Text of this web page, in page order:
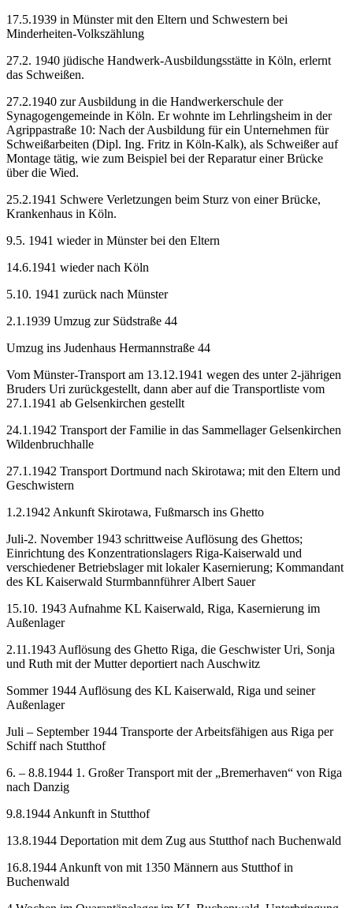
17.5.1939 in Münster mit den Eltern und Schwestern bei
Minderheiten-Volkszählung
27.2. 1940 jüdische Handwerk-Ausbildungsstätte in Köln, erlernt
das Schweißen.
27.2.1940 zur Ausbildung in die Handwerkerschule der
Synagogengemeinde in Köln. Er wohnte im Lehrlingsheim in der
Agrippastraße 10: Nach der Ausbildung für ein Unternehmen für
Schweißarbeiten (Dipl. Ing. Fritz in Köln-Kalk), als Schweißer auf
Montage tätig, wie zum Beispiel bei der Reparatur einer Brücke
über die Wied.
25.2.1941 Schwere Verletzungen beim Sturz von einer Brücke,
Krankenhaus in Köln.
9.5. 1941 wieder in Münster bei den Eltern
14.6.1941 wieder nach Köln
5.10. 1941 zurück nach Münster
2.1.1939 Umzug zur Südstraße 44
Umzug ins Judenhaus Hermannstraße 44
Vom Münster-Transport am 13.12.1941 wegen des unter 2-jährigen
Bruders Uri zurückgestellt, dann aber auf die Transportliste vom
27.1.1941 ab Gelsenkirchen gestellt
24.1.1942 Transport der Familie in das Sammellager Gelsenkirchen
Wildenbruchhalle
27.1.1942 Transport Dortmund nach Skirotawa; mit den Eltern und
Geschwistern
1.2.1942 Ankunft Skirotawa, Fußmarsch ins Ghetto
Juli-2. November 1943 schrittweise Auflösung des Ghettos;
Einrichtung des Konzentrationslagers Riga-Kaiserwald und
verschiedener Betriebslager mit lokaler Kasernierung; Kommandant
des KL Kaiserwald Sturmbannführer Albert Sauer
15.10. 1943 Aufnahme KL Kaiserwald, Riga, Kasernierung im
Außenlager
2.11.1943 Auflösung des Ghetto Riga, die Geschwister Uri, Sonja
und Ruth mit der Mutter deportiert nach Auschwitz
Sommer 1944 Auflösung des KL Kaiserwald, Riga und seiner
Außenlager
Juli – September 1944 Transporte der Arbeitsfähigen aus Riga per
Schiff nach Stutthof
6. – 8.8.1944 1. Großer Transport mit der „Bremerhaven“ von Riga
nach Danzig
9.8.1944 Ankunft in Stutthof
13.8.1944 Deportation mit dem Zug aus Stutthof nach Buchenwald
16.8.1944 Ankunft von mit 1350 Männern aus Stutthof in
Buchenwald